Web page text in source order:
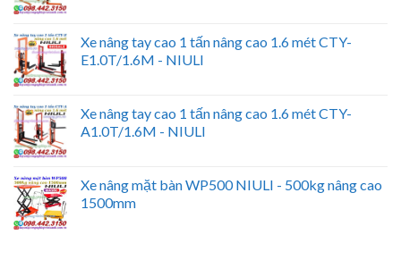
Xe nâng tay cao 1 tấn nâng cao 1.6 mét CTY-
E1.0T/1.6M - NIULI
Xe nâng tay cao 1 tấn nâng cao 1.6 mét CTY-
A1.0T/1.6M - NIULI
Xe nâng mặt bàn WP500 NIULI - 500kg nâng cao
1500mm